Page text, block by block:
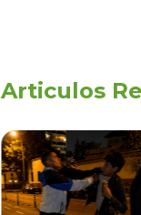
Articulos